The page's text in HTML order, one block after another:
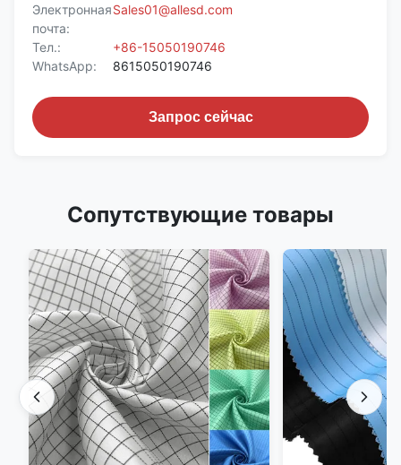
Электронная
почта:
Sales01@allesd.com
Тел.:
+86-15050190746
WhatsApp:
8615050190746
Запрос сейчас
Сопутствующие товары